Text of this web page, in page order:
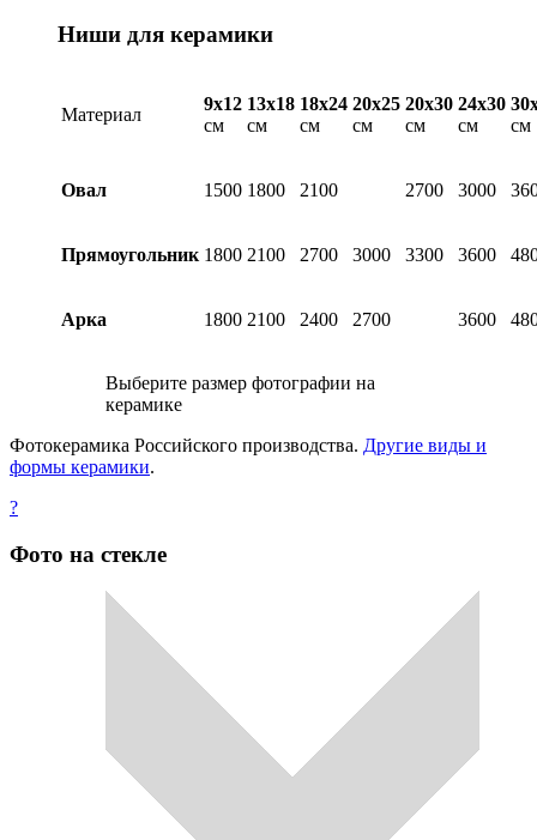
Ниши для керамики
Материал
9х12
см
13х18
см
18х24
см
20х25
см
20х30
см
24х30
см
см
Овал 1500 1800 2100 2700 3000
Прямоугольник 1800 2100 2700 3000 3300 3600
Арка 1800 2100 2400 2700 3600
Выберите размер фотографии на
керамике
Фотокерамика Российского производства. Другие виды и
формы керамики.
?
Фото на стекле